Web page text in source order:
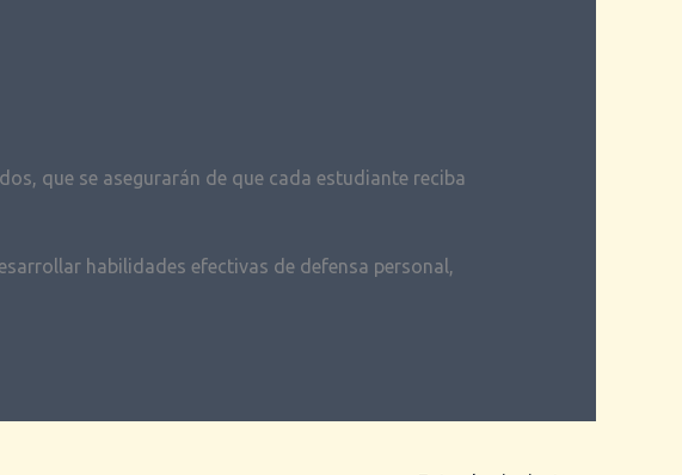
que se asegurarán de que cada estudiante reciba
habilidades efectivas de defensa personal,